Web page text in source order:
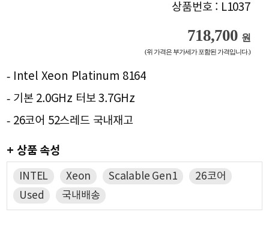
상품번호 : L1037
718,700 원
(위 가격은 부가세가 포함된 가격입니다.)
- Intel Xeon Platinum 8164
- 기본 2.0GHz 터보 3.7GHz
- 26코어 52스레드 국내재고
+ 상품 속성
INTEL Xeon Scalable Gen1
26코어
Used
국내배송